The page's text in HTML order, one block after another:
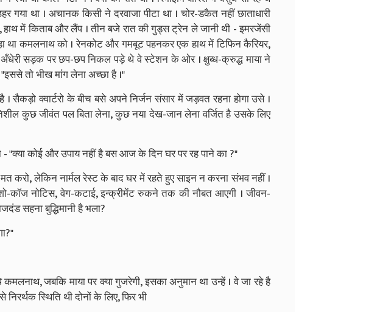
गया था । अचानक किसी ने दरवाजा पीटा था । चोर-डकैत नहीं छाताधारी
हाथ में किताब और लैंप । तीन बजे रात की गुड्स ट्रेन ले जानी थी - इमरजेंसी
था कमलनाथ को । रेनकोट और गमबूट पहनकर एक हाथ में टिफिन कैरियर,
सड़क पर छप-छप निकल पड़े थे वे स्टेशन के ओर । क्षुब्ध-क्रुद्ध माया ने
तो भीख मांग लेना अच्छा है ।"
सैकड़ो क्वार्टरो के बीच बसे अपने निर्जन संसार में जड़वत रहना होगा उसे ।
कुछ जीवंत पल बिता लेना, कुछ नया देख-जान लेना वर्जित है उसके लिए
- "क्या कोई और उपाय नहीं है बस आज के दिन घर पर रह पाने का ?"
करो, लेकिन नार्मल रेस्ट के बाद घर में रहते हुए साइन न करना संभव नहीं ।
कॉज नोटिस, वेग-कटाई, इन्क्रीमेंट रुकने तक की नौबत आएगी । जीवन-
सहना बुद्धिमानी है भला?
जबकि माया पर क्या गुजरेगी, इसका अनुमान था उन्हें । वे जा रहे है
स्थिति थी दोनों के लिए, फिर भी